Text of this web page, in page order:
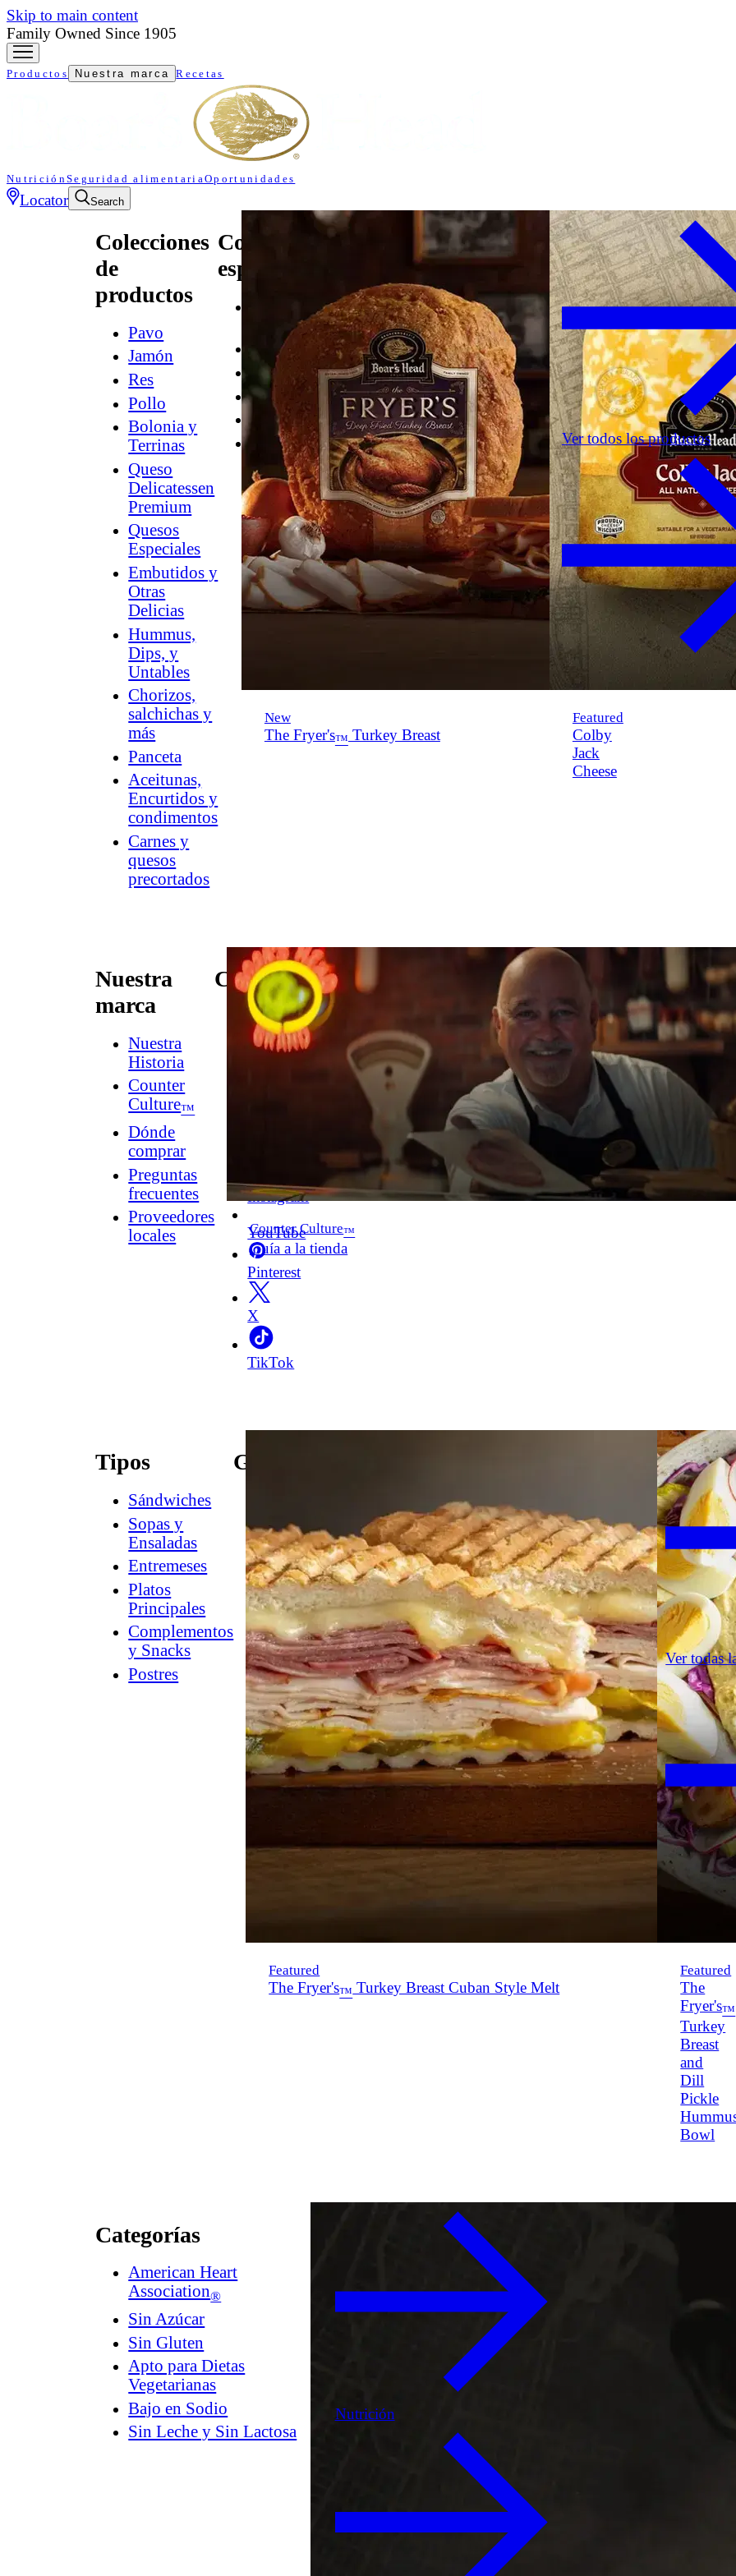
Skip to main content
Family Owned Since 1905
Productos Nuestra marca Recetas
NutriciónSeguridad alimentariaOportunidades
Locator Search
Colecciones
de
productos
Pavo
Jamón
Res
Pollo
Bolonia y
Terrinas
Queso
Delicatessen
Premium
Quesos
Especiales
Embutidos y
Otras
Delicias
Hummus,
Dips, y
Untables
Chorizos,
salchichas y
más
Panceta
Aceitunas,
Encurtidos y
condimentos
Carnes y
quesos
precortados
Colecciones
especializadas
Natural*
Audacia
Desayuno
Parrilla
Hummus
Snacks
New
The Fryer's™ Turkey Breast
Featured
Colby
Jack
Cheese
Ver todos los productos
Nuestra
marca
Nuestra
Historia
Counter
Culture™
Dónde
comprar
Preguntas
frecuentes
Proveedores
locales
Conectar
Contacto
Newsletter
Instagram
YouTube
Pinterest
X
TikTok
Counter Culture™
Guía a la tienda
Tipos
Sándwiches
Sopas y
Ensaladas
Entremeses
Platos
Principales
Complementos
y Snacks
Postres
Guías
Charcuterie®
Counter
Culture™
Guía
a
la
tienda
Featured
The Fryer's™ Turkey Breast Cuban Style Melt
Featured
The
Fryer's™
Turkey
Breast
and
Dill
Pickle
Bowl
Ver todas
Categorías
American Heart
Association®
Sin Azúcar
Sin Gluten
Apto para Dietas
Vegetarianas
Bajo en Sodio
Sin Leche y Sin Lactosa
Nutrición